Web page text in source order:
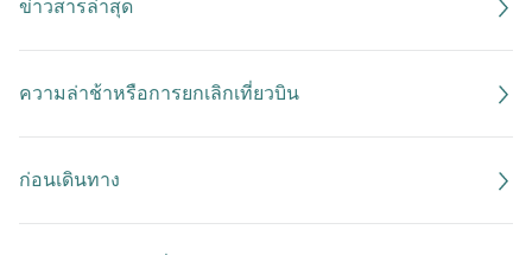
ข่าวสารล่าสุด
ความล่าช้าหรือการยกเลิกเที่ยวบิน
ก่อนเดินทาง